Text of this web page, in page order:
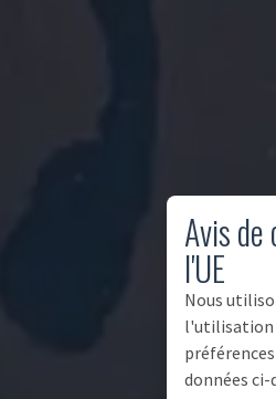
Avis
l'UE
Nous
l'utilisation
données ci-